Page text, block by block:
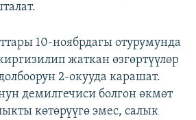
10-ноябрдагы отурумунда
жаткан өзгөртүүлөр
2-окууда карашат.
демилгечиси болгон өкмөт
көтөрүүгө эмес, салык